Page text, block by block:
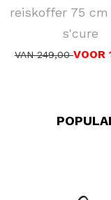
reiskoffer 75 cm
s'cure
VAN 249,00VOOR